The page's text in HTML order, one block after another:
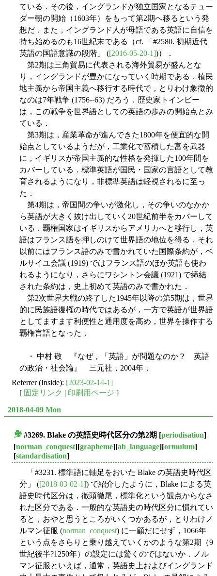
ている．その後，イングランドが独立国家となるテュー
ダー朝の開始（1603年）をもって第2期へ移るという発
想だ．また，イングランド人が母語である英語に自信を
持ち始めるのも16世紀末である（cf. 「#2580. 初期近代
英語の国語意識の段階」 ([2016-05-20-1])）．
第2期は三角貿易に代表される海外貿易が盛んとな
り，イングランドが豊かになっていく時期である．植民
地主義から帝国主義へ移行する時代で，とりわけ象徴的
なのは7年戦争 (1756--63) だろう．歴史家トインビー
は，この戦争を世界語としての英語の歩みの開始点とみ
ている．
第3期は，産業革命が進んできた1800年を便宜的な開
始点としているようだが，工業化で蓄積した富を武器
に，イギリスが帝国主義的な性格を発揮した100年間を
カバーしている．標準英語が国民・国家の言語として教
育されるようになり，非標準英語は軽視されるに至っ
た．
第4期は，帝国間の争いが激化し，その争いのなかか
ら英語が大きく抜け出していく20世紀前半をカバーして
いる．覇権国家はイギリスからアメリカへと移行し，英
語はフランス語を押しのけて世界語の地位を得る．それ
以前にはフランス語のみで書かれていた国際条約が，ベ
ルサイユ会議 (1919) ではフランス語のほか英語も使わ
れるようになり，さらにワシントン会議 (1921) で締結
された条約は，史上初めて英語のみで書かれた．
第2次世界大戦の終了した1945年以降の第5期は，世界
的に民族語復権の時代ではあるが，一方で英語が世界語
としてますます利便性と通用度を高め，世界を操作する
覇権言語となった．
・ 中村 敬 『なぜ，「英語」が問題なのか？ 英語
の政治・社会論』 三元社，2004年．
Referrer (Inside): [2023-02-14-1]
[ 固定リンク | 印刷用ページ ]
2018-04-09 Mon
#3269. Blake の英語史時代区分の第2期 [periodisation]
[norman_conquest][grapheme][ab_language][ormulum]
[standardisation]
「#3231. 標準語に軸足をおいた Blake の英語史時代区
分」 ([2018-03-02-1]) で紹介したように，Blake による英
語史時代区分は，徹頭徹尾，標準化という観点からなさ
れた区分である．一般的な英語史の時代区分に慣れてい
ると，おやと思うところがいくつかあるが，とりわけノ
ルマン征服 (norman_conquest) に一顧だにせず，1066年
という点をさらりと乗り越えていくかのような第2期（9
世紀後半?1250年）の設定には驚くのではないか．ノル
マン征服といえば，通常，英語史上およびイングランド